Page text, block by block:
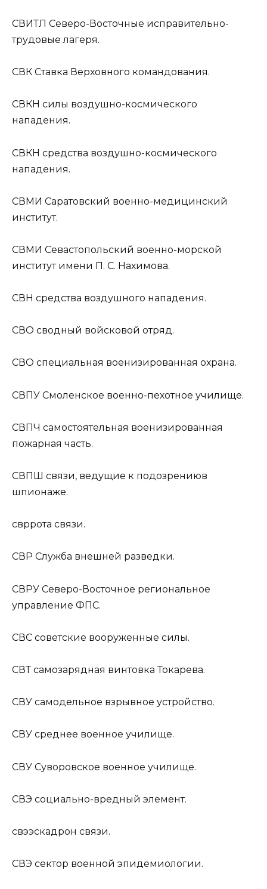
СВИТЛ Северо-Восточные исправительно-
трудовые лагеря.
СВК Ставка Верховного командования.
СВКН силы воздушно-космического
нападения.
СВКН средства воздушно-космического
нападения.
СВМИ Саратовский военно-медицинский
институт.
СВМИ Севастопольский военно-морской
институт имени П. С. Нахимова.
СВН средства воздушного нападения.
СВО сводный войсковой отряд.
СВО специальная военизированная охрана.
СВПУ Смоленское военно-пехотное училище.
СВПЧ самостоятельная военизированная
пожарная часть.
СВПШ связи, ведущие к подозрениюв
шпионаже.
свррота связи.
СВР Служба внешней разведки.
СВРУ Северо-Восточное региональное
управление ФПС.
СВС советские вооруженные силы.
СВТ самозарядная винтовка Токарева.
СВУ самодельное взрывное устройство.
СВУ среднее военное училище.
СВУ Суворовское военное училище.
СВЭ социально-вредный элемент.
свээскадрон связи.
СВЭ сектор военной эпидемиологии.